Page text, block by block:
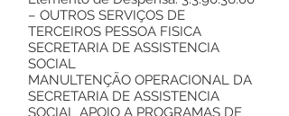
– OUTROS SERVIÇOS DE
TERCEIROS PESSOA FISICA
SECRETARIA DE ASSISTENCIA
SOCIAL
MANULTENÇÃO OPERACIONAL DA
SECRETARIA DE ASSISTENCIA
SOCIAL APOIO A PROGRAMAS DE